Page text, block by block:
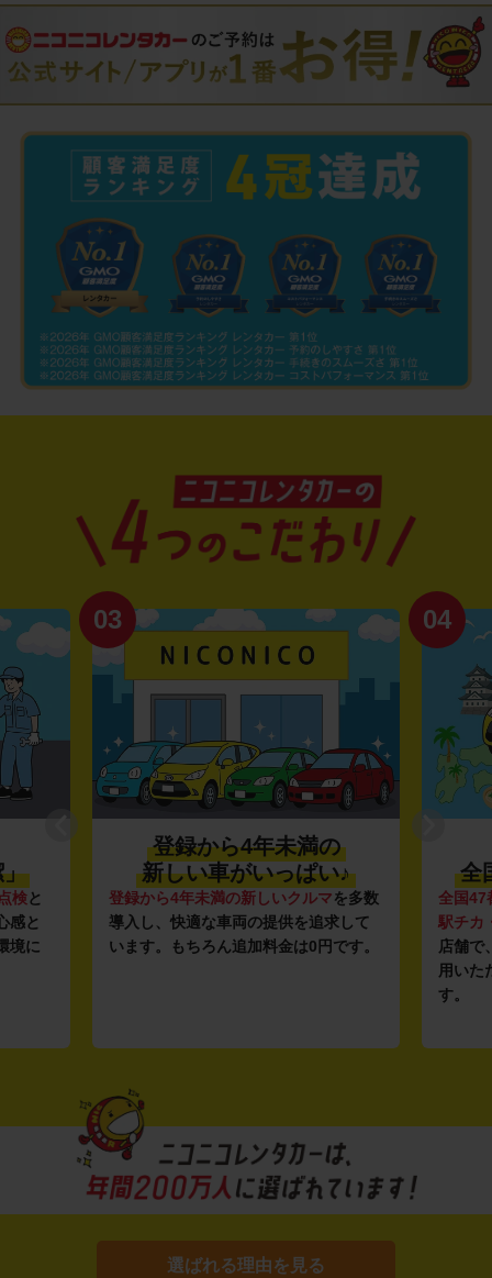
」
検と
感と
境に
03
登録から4年未満の
新しい車がいっぱい♪
登録から4年未満の新しいクルマを多数
導入し、快適な車両の提供を追求して
います。もちろん追加料金は0円です。
04
全
全国47
駅チカ
店舗で
用いた
す。
選ばれる理由を見る